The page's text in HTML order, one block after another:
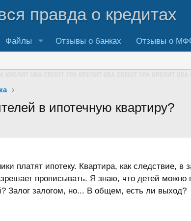
правда о кредитах
Файлы Отзывы о банках Отзывы о
в ипотечную квартиру?
платят ипотеку. Квартира, как следствие,
прописывать. Я знаю, что детей
Залог залогом, но... В общем, есть ли выход?